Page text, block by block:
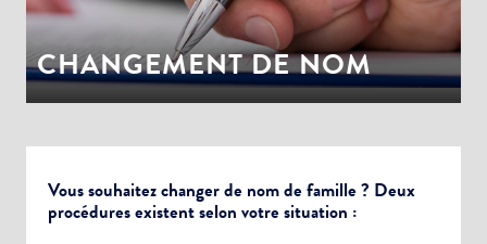
CHANGEMENT DE NOM
Vous souhaitez changer de nom de famille ? Deux
procédures existent selon votre situation :